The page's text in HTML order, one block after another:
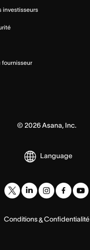
investisseurs
fournisseur
© 2026Asana, Inc.
Language
Conditions&Confidentialité